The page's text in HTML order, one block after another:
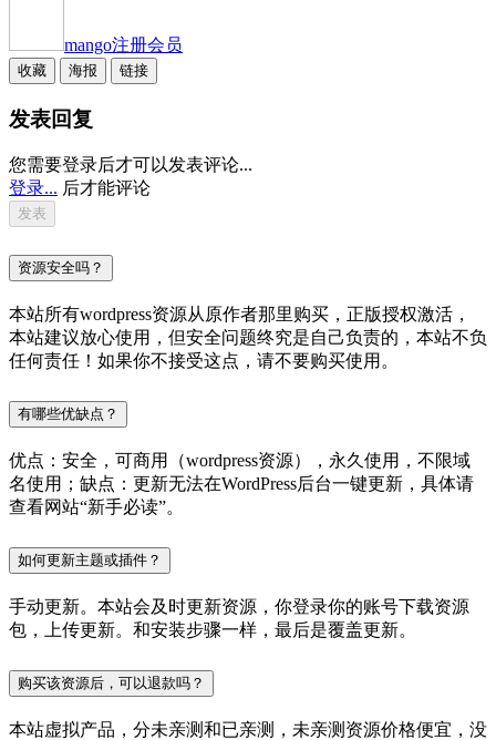
mango注册会员
收藏 海报 链接
发表回复
您需要登录后才可以发表评论...
登录... 后才能评论
资源安全吗？
本站所有wordpress资源从原作者那里购买，正版授权激活，
本站建议放心使用，但安全问题终究是自己负责的，本站不负
任何责任！如果你不接受这点，请不要购买使用。
有哪些优缺点？
优点：安全，可商用（wordpress资源），永久使用，不限域
名使用；缺点：更新无法在WordPress后台一键更新，具体请
查看网站“新手必读”。
如何更新主题或插件？
手动更新。本站会及时更新资源，你登录你的账号下载资源
包，上传更新。和安装步骤一样，最后是覆盖更新。
购买该资源后，可以退款吗？
本站虚拟产品，分未亲测和已亲测，未亲测资源价格便宜，没